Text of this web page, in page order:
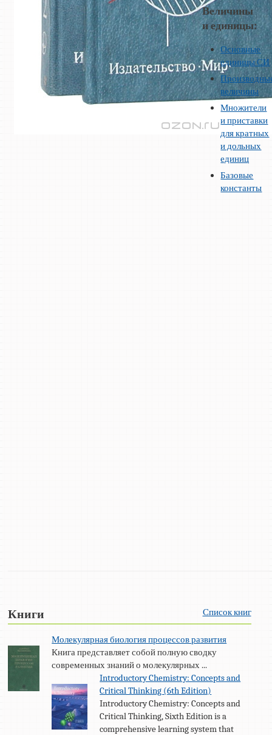
Величины
и единицы:
Основные
единицы СИ
величины
Множители
и приставки
для кратных
и дольных
единиц
Базовые
константы
Книги Список книг
Молекулярная биология процессов развития
Книга представляет собой полную сводку
современных знаний о молекулярных ...
Introductory Chemistry: Concepts and
Critical Thinking (6th Edition)
Introductory Chemistry: Concepts and
Critical Thinking, Sixth Edition is a
comprehensive learning system that